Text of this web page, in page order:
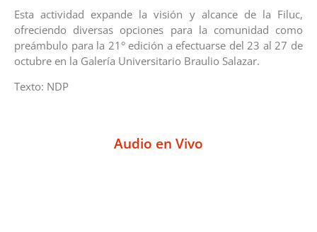
Esta actividad expande la visión y alcance de la Filuc,
ofreciendo diversas opciones para la comunidad como
preámbulo para la 21° edición a efectuarse del 23 al 27 de
octubre en la Galería Universitario Braulio Salazar.
Texto: NDP
Audio en Vivo